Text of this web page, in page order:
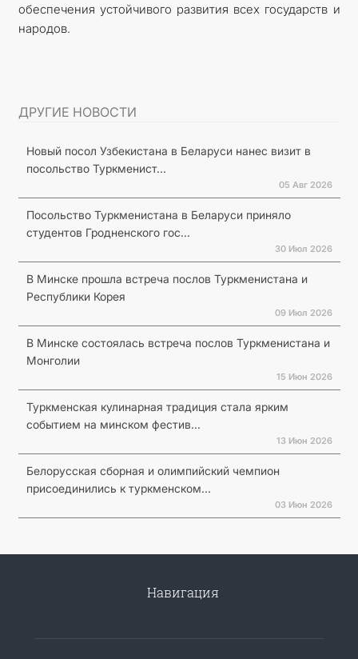
обеспечения устойчивого развития всех государств и
народов.
ДРУГИЕ НОВОСТИ
Новый посол Узбекистана в Беларуси нанес визит в
посольство Туркменист...
05 Авг 2026
Посольство Туркменистана в Беларуси приняло
студентов Гродненского гос...
30 Июл 2026
В Минске прошла встреча послов Туркменистана и
Республики Корея
09 Июл 2026
В Минске состоялась встреча послов Туркменистана и
Монголии
15 Июн 2026
Туркменская кулинарная традиция стала ярким
событием на минском фестив...
13 Июн 2026
Белорусская сборная и олимпийский чемпион
присоединились к туркменском...
03 Июн 2026
Навигация